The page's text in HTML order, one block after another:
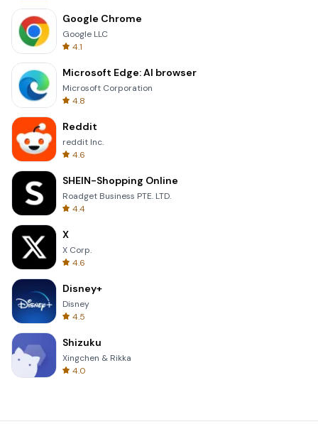
Google Chrome
Google LLC
4.1
Microsoft Edge: AI browser
Microsoft Corporation
4.8
Reddit
reddit Inc.
4.6
SHEIN-Shopping Online
Roadget Business PTE. LTD.
4.4
X
X Corp.
4.6
Disney+
Disney
4.5
Shizuku
Xingchen & Rikka
4.0